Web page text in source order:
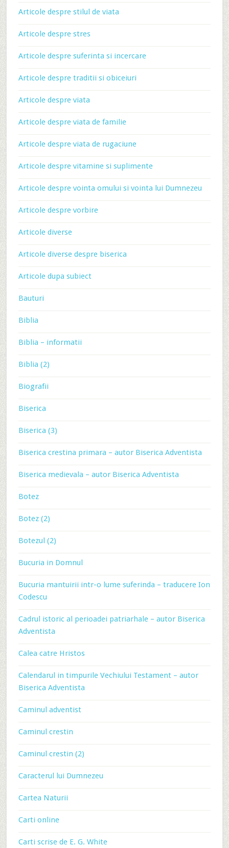
Articole despre stilul de viata
Articole despre stres
Articole despre suferinta si incercare
Articole despre traditii si obiceiuri
Articole despre viata
Articole despre viata de familie
Articole despre viata de rugaciune
Articole despre vitamine si suplimente
Articole despre vointa omului si vointa lui Dumnezeu
Articole despre vorbire
Articole diverse
Articole diverse despre biserica
Articole dupa subiect
Bauturi
Biblia
Biblia – informatii
Biblia (2)
Biografii
Biserica
Biserica (3)
Biserica crestina primara – autor Biserica Adventista
Biserica medievala – autor Biserica Adventista
Botez
Botez (2)
Botezul (2)
Bucuria in Domnul
Bucuria mantuirii intr-o lume suferinda – traducere Ion
Codescu
Cadrul istoric al perioadei patriarhale – autor Biserica
Adventista
Calea catre Hristos
Calendarul in timpurile Vechiului Testament – autor
Biserica Adventista
Caminul adventist
Caminul crestin
Caminul crestin (2)
Caracterul lui Dumnezeu
Cartea Naturii
Carti online
Carti scrise de E. G. White